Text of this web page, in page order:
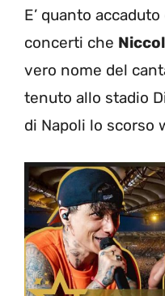
E’ quanto
concerti che
vero nome del
tenuto allo stadio
di Napoli lo scorso